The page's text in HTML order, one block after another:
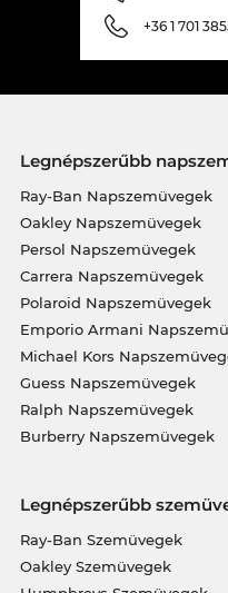
+36 1 701
Legnépszerűbb
Ray-Ban Napszemüvegek
Oakley Napszemüvegek
Persol Napszemüvegek
Carrera Napszemüvegek
Polaroid Napszemüvegek
Emporio Armani
Michael Kors
Guess Napszemüvegek
Ralph Napszemüvegek
Burberry Napszemüvegek
Legnépszerűbb
Ray-Ban Szemüvegek
Oakley Szemüvegek